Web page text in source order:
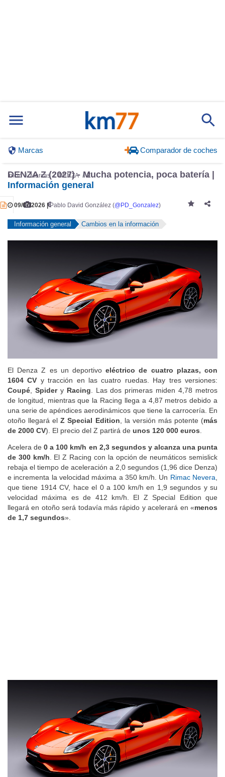
Marcas Comparador de coches
Inicio Marcas DENZA Z
DENZA Z (2027) - Mucha potencia, poca batería |
Información general
09/07/2026 |Pablo David González (@PD_Gonzalez)
Información general Cambios en la información
El Denza Z es un deportivoeléctrico de cuatro plazas, con
1604 CV y tracción en las cuatro ruedas. Hay tres versiones:
Coupé, Spider yRacing. Las dos primeras miden 4,78 metros
de longitud, mientras que la Racing llega a 4,87 metros debido a
una serie de apéndices aerodinámicos que tiene la carrocería. En
otoño llegará elZ Special Edition, la versión más potente (más
de 2000 CV). El precio del Z partirá de unos 120 000 euros.
Acelera de0 a 100 km/h en 2,3 segundos y alcanza una punta
de 300 km/h. El Z Racing con la opción de neumáticos semislick
rebaja el tiempo de aceleración a 2,0 segundos (1,96 dice Denza)
e incrementa la velocidad máxima a 350 km/h. Un Rimac Nevera,
que tiene 1914 CV, hace el 0 a 100 km/h en 1,9 segundos y su
velocidad máxima es de 412 km/h. El Z Special Edition que
llegará en otoño será todavía más rápido y acelerará en «menos
de 1,7 segundos».